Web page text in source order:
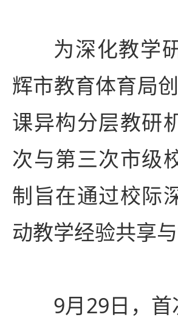
为深化教学
辉市教育体育局
课异构分层教研
次与第三次市级
制旨在通过校际
动教学经验共享
9月29日，